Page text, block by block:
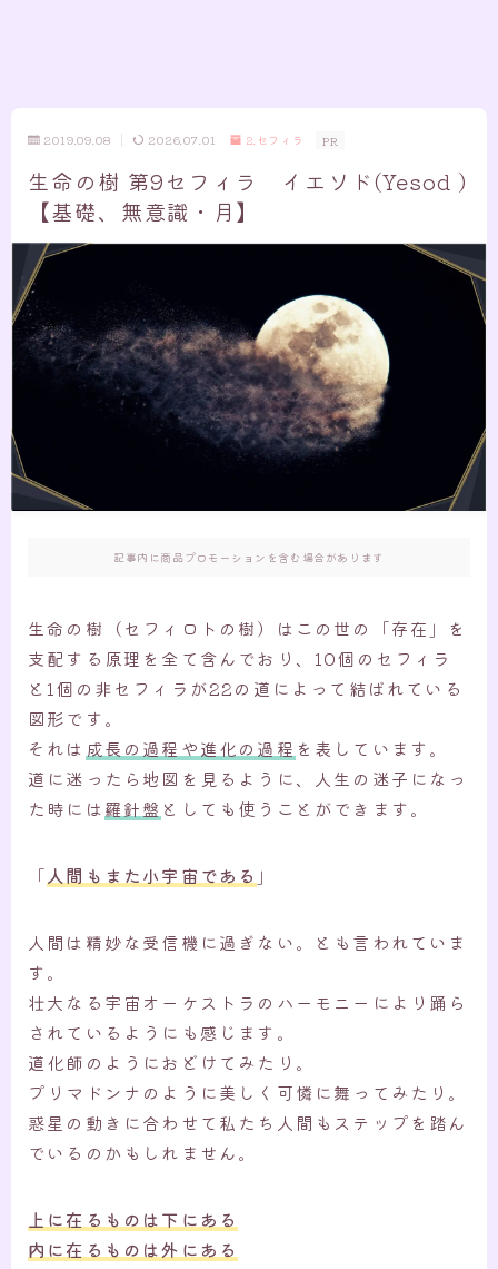
2019.09.08 2026.07.01 2.セフィラ PR
生命の樹 第9セフィラ イエソド(Yesod )
【基礎、無意識・月】
記事内に商品プロモーションを含む場合があります
生命の樹（セフィロトの樹）はこの世の「存在」を
支配する原理を全て含んでおり、10個のセフィラ
と1個の非セフィラが22の道によって結ばれている
図形です。
それは 成長の過程や進化の過程 を表しています。
道に迷ったら地図を見るように、人生の迷子になっ
た時には羅針盤 としても使うことができます。
「人間もまた小宇宙である 」
人間は精妙な受信機に過ぎない。とも言われていま
す。
壮大なる宇宙オーケストラのハーモニーにより踊ら
されているようにも感じます。
道化師のようにおどけてみたり。
プリマドンナのように美しく可憐に舞ってみたり。
惑星の動きに合わせて私たち人間もステップを踏ん
でいるのかもしれません。
上に在るものは下にある
内に在るものは外にある